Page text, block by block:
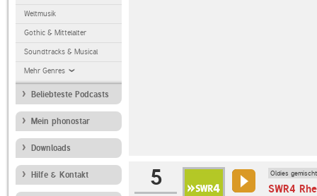
Weltmusik
Gothic & Mittelalter
Soundtracks & Musical
Mehr Genres
Beliebteste Podcasts
Mein phonostar
Downloads
Hilfe & Kontakt 5 Oldies gemischt
SWR4